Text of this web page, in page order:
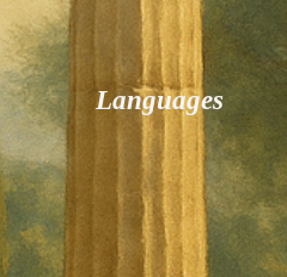
Languages